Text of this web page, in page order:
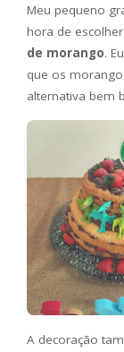
Meu pequeno
hora de
de morango.
que os
alternativa bem
A decoração